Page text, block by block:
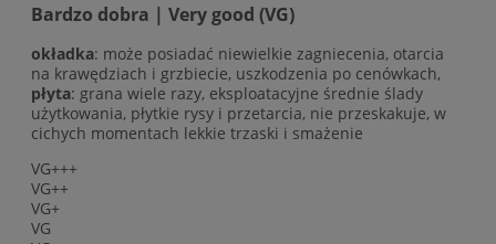
Bardzo dobra | Very good (VG)
okładka: może posiadać niewielkie zagniecenia, otarcia
na krawędziach i grzbiecie, uszkodzenia po cenówkach,
płyta: grana wiele razy, eksploatacyjne średnie ślady
użytkowania, płytkie rysy i przetarcia, nie przeskakuje, w
cichych momentach lekkie trzaski i smażenie
VG+++
VG++
VG+
VG